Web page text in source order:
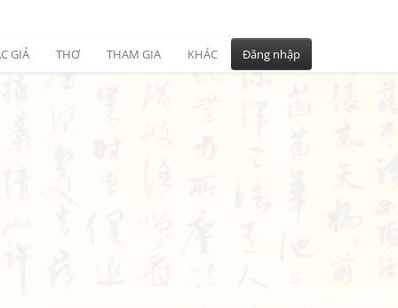
GIẢ THƠ THAM GIA KHÁC Đăng nhập